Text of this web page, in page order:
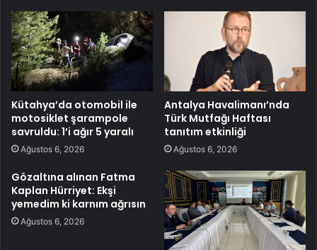
Kütahya’da otomobil ile
motosiklet şarampole
savruldu: 1’i ağır 5 yaralı
Ağustos 6, 2026
Antalya Havalimanı’nda
Türk Mutfağı Haftası
tanıtım etkinliği
Ağustos 6, 2026
Gözaltına alınan Fatma
Kaplan Hürriyet: Ekşi
yemedim ki karnım ağrısın
Ağustos 6, 2026